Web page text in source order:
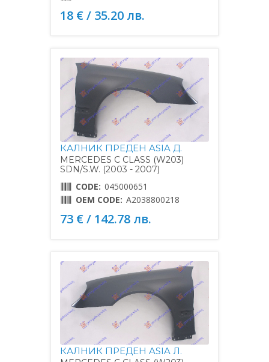
18 € / 35.20 лв.
КАЛНИК ПРЕДЕН ASIA Д.
MERCEDES C CLASS (W203)
SDN/S.W. (2003 - 2007)
CODE: 045000651
OEM CODE: A2038800218
73 € / 142.78 лв.
КАЛНИК ПРЕДЕН ASIA Л.